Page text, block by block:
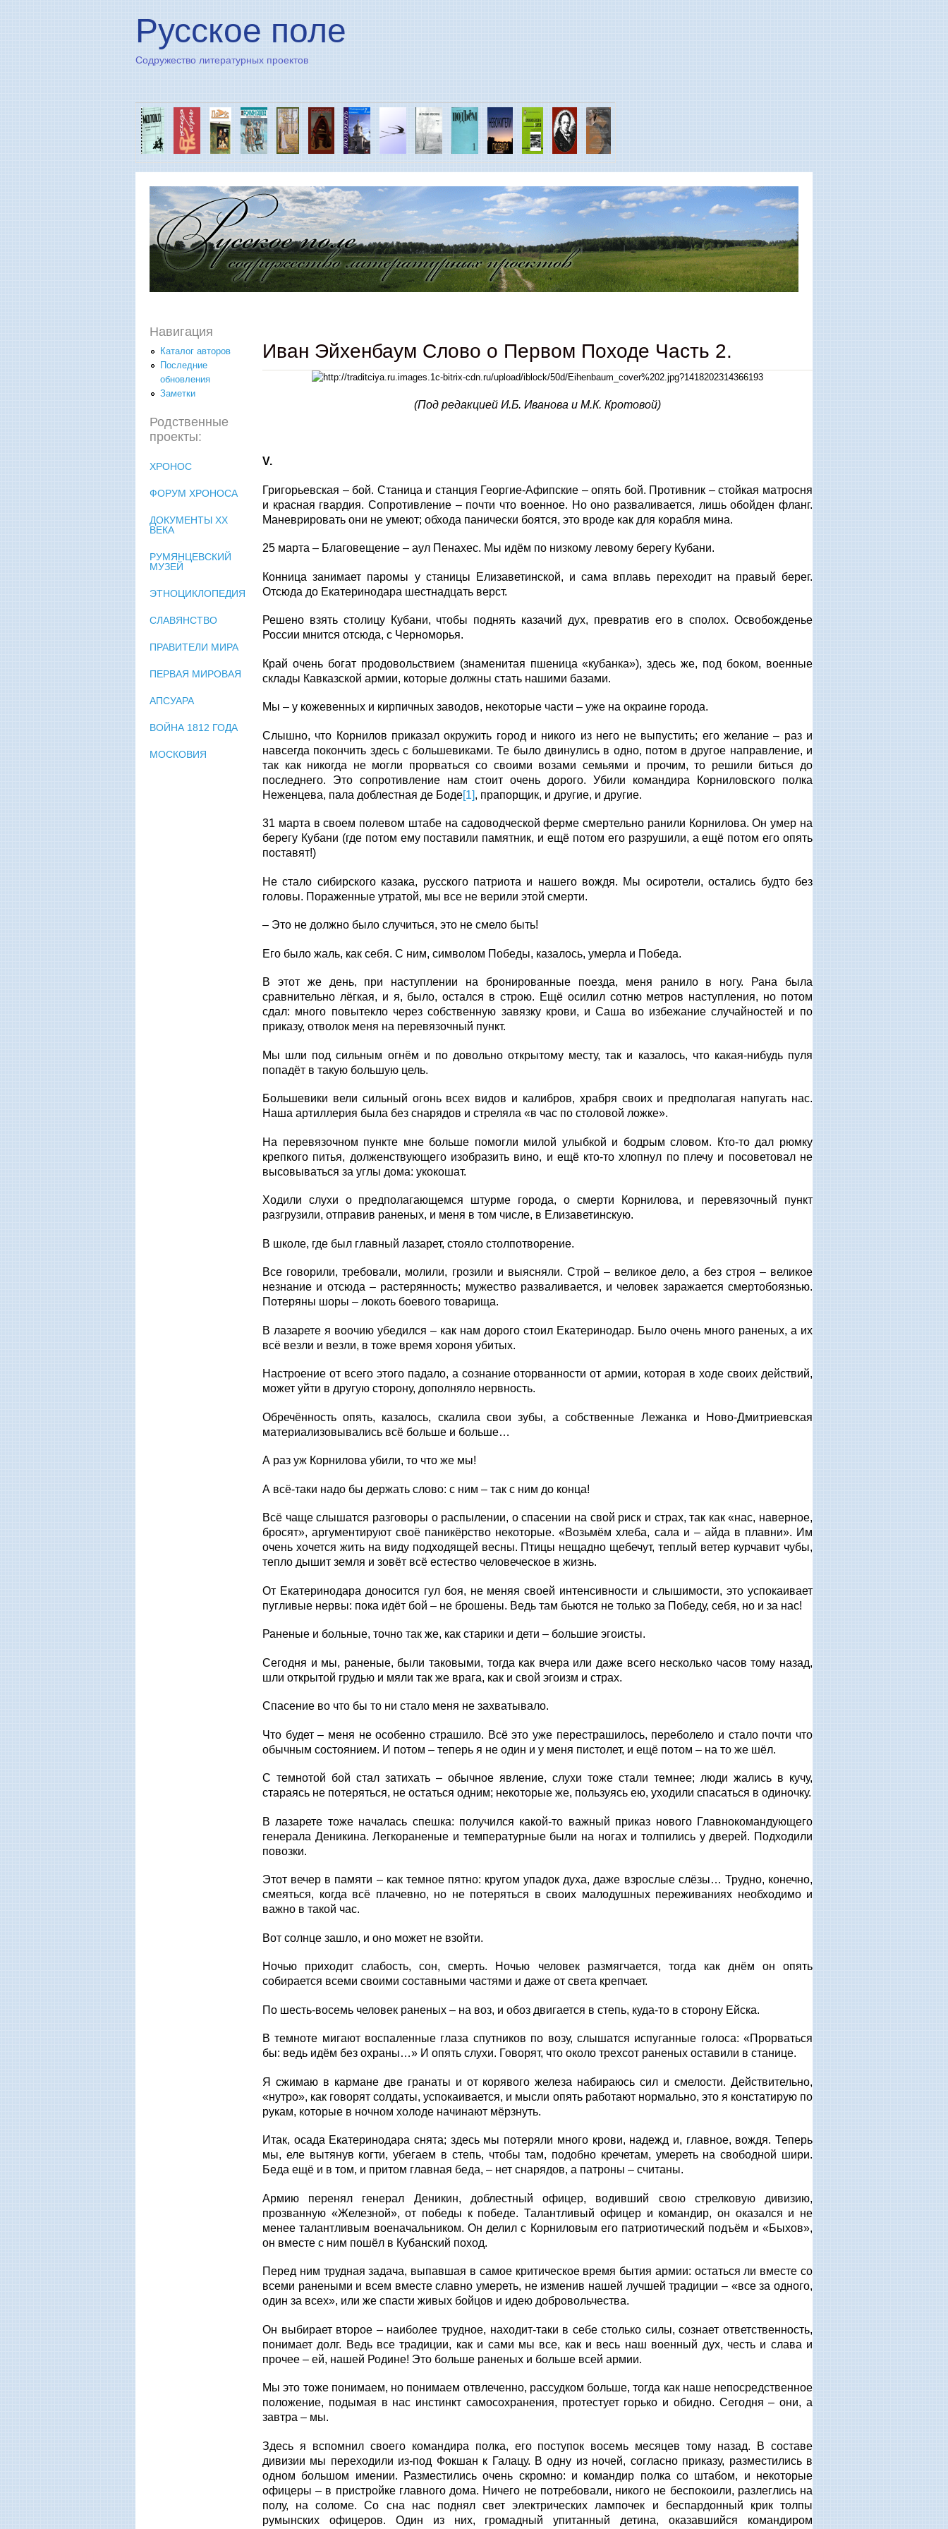
Русское поле
Содружество литературных проектов
Иван Эйхенбаум Слово о Первом Походе Часть 2.
(Под редакцией И.Б. Иванова и М.К. Кротовой)
V.
Григорьевская – бой. Станица и станция Георгие-Афипские – опять бой. Противник – стойкая матросня
и красная гвардия. Сопротивление – почти что военное. Но оно разваливается, лишь обойден фланг.
Маневрировать они не умеют; обхода панически боятся, это вроде как для корабля мина.
25 марта – Благовещение – аул Пенахес. Мы идём по низкому левому берегу Кубани.
Конница занимает паромы у станицы Елизаветинской, и сама вплавь переходит на правый берег.
Отсюда до Екатеринодара шестнадцать верст.
Решено взять столицу Кубани, чтобы поднять казачий дух, превратив его в сполох. Освобожденье
России мнится отсюда, с Черноморья.
Край очень богат продовольствием (знаменитая пшеница «кубанка»), здесь же, под боком, военные
склады Кавказской армии, которые должны стать нашими базами.
Мы – у кожевенных и кирпичных заводов, некоторые части – уже на окраине города.
Слышно, что Корнилов приказал окружить город и никого из него не выпустить; его желание – раз и
навсегда покончить здесь с большевиками. Те было двинулись в одно, потом в другое направление, и
так как никогда не могли прорваться со своими возами семьями и прочим, то решили биться до
последнего. Это сопротивление нам стоит очень дорого. Убили командира Корниловского полка
Неженцева, пала доблестная де Боде[1], прапорщик, и другие, и другие.
31 марта в своем полевом штабе на садоводческой ферме смертельно ранили Корнилова. Он умер на
берегу Кубани (где потом ему поставили памятник, и ещё потом его разрушили, а ещё потом его опять
поставят!)
Не стало сибирского казака, русского патриота и нашего вождя. Мы осиротели, остались будто без
головы. Пораженные утратой, мы все не верили этой смерти.
– Это не должно было случиться, это не смело быть!
Его было жаль, как себя. С ним, символом Победы, казалось, умерла и Победа.
В этот же день, при наступлении на бронированные поезда, меня ранило в ногу. Рана была
сравнительно лёгкая, и я, было, остался в строю. Ещё осилил сотню метров наступления, но потом
сдал: много повытекло через собственную завязку крови, и Саша во избежание случайностей и по
приказу, отволок меня на перевязочный пункт.
Мы шли под сильным огнём и по довольно открытому месту, так и казалось, что какая-нибудь пуля
попадёт в такую большую цель.
Большевики вели сильный огонь всех видов и калибров, храбря своих и предполагая напугать нас.
Наша артиллерия была без снарядов и стреляла «в час по столовой ложке».
На перевязочном пункте мне больше помогли милой улыбкой и бодрым словом. Кто-то дал рюмку
крепкого питья, долженствующего изобразить вино, и ещё кто-то хлопнул по плечу и посоветовал не
высовываться за углы дома: укокошат.
Ходили слухи о предполагающемся штурме города, о смерти Корнилова, и перевязочный пункт
разгрузили, отправив раненых, и меня в том числе, в Елизаветинскую.
В школе, где был главный лазарет, стояло столпотворение.
Все говорили, требовали, молили, грозили и выясняли. Строй – великое дело, а без строя – великое
незнание и отсюда – растерянность; мужество разваливается, и человек заражается смертобоязнью.
Потеряны шоры – локоть боевого товарища.
В лазарете я воочию убедился – как нам дорого стоил Екатеринодар. Было очень много раненых, а их
всё везли и везли, в тоже время хороня убитых.
Настроение от всего этого падало, а сознание оторванности от армии, которая в ходе своих действий,
может уйти в другую сторону, дополняло нервность.
Обречённость опять, казалось, скалила свои зубы, а собственные Лежанка и Ново-Дмитриевская
материализовывались всё больше и больше…
А раз уж Корнилова убили, то что же мы!
А всё-таки надо бы держать слово: с ним – так с ним до конца!
Всё чаще слышатся разговоры о распылении, о спасении на свой риск и страх, так как «нас, наверное,
бросят», аргументируют своё паникёрство некоторые. «Возьмём хлеба, сала и – айда в плавни». Им
очень хочется жить на виду подходящей весны. Птицы нещадно щебечут, теплый ветер курчавит чубы,
тепло дышит земля и зовёт всё естество человеческое в жизнь.
От Екатеринодара доносится гул боя, не меняя своей интенсивности и слышимости, это успокаивает
пугливые нервы: пока идёт бой – не брошены. Ведь там бьются не только за Победу, себя, но и за нас!
Раненые и больные, точно так же, как старики и дети – большие эгоисты.
Сегодня и мы, раненые, были таковыми, тогда как вчера или даже всего несколько часов тому назад,
шли открытой грудью и мяли так же врага, как и свой эгоизм и страх.
Спасение во что бы то ни стало меня не захватывало.
Что будет – меня не особенно страшило. Всё это уже перестрашилось, переболело и стало почти что
обычным состоянием. И потом – теперь я не один и у меня пистолет, и ещё потом – на то же шёл.
С темнотой бой стал затихать – обычное явление, слухи тоже стали темнее; люди жались в кучу,
стараясь не потеряться, не остаться одним; некоторые же, пользуясь ею, уходили спасаться в одиночку.
В лазарете тоже началась спешка: получился какой-то важный приказ нового Главнокомандующего
генерала Деникина. Легкораненые и температурные были на ногах и толпились у дверей. Подходили
повозки.
Этот вечер в памяти – как темное пятно: кругом упадок духа, даже взрослые слёзы… Трудно, конечно,
смеяться, когда всё плачевно, но не потеряться в своих малодушных переживаниях необходимо и
важно в такой час.
Вот солнце зашло, и оно может не взойти.
Ночью приходит слабость, сон, смерть. Ночью человек размягчается, тогда как днём он опять
собирается всеми своими составными частями и даже от света крепчает.
По шесть-восемь человек раненых – на воз, и обоз двигается в степь, куда-то в сторону Ейска.
В темноте мигают воспаленные глаза спутников по возу, слышатся испуганные голоса: «Прорваться
бы: ведь идём без охраны…» И опять слухи. Говорят, что около трехсот раненых оставили в станице.
Я сжимаю в кармане две гранаты и от корявого железа набираюсь сил и смелости. Действительно,
«нутро», как говорят солдаты, успокаивается, и мысли опять работают нормально, это я констатирую по
рукам, которые в ночном холоде начинают мёрзнуть.
Итак, осада Екатеринодара снята; здесь мы потеряли много крови, надежд и, главное, вождя. Теперь
мы, еле вытянув когти, убегаем в степь, чтобы там, подобно кречетам, умереть на свободной шири.
Беда ещё и в том, и притом главная беда, – нет снарядов, а патроны – считаны.
Армию перенял генерал Деникин, доблестный офицер, водивший свою стрелковую дивизию,
прозванную «Железной», от победы к победе. Талантливый офицер и командир, он оказался и не
менее талантливым военачальником. Он делил с Корниловым его патриотический подъём и «Быхов»,
он вместе с ним пошёл в Кубанский поход.
Перед ним трудная задача, выпавшая в самое критическое время бытия армии: остаться ли вместе со
всеми ранеными и всем вместе славно умереть, не изменив нашей лучшей традиции – «все за одного,
один за всех», или же спасти живых бойцов и идею добровольчества.
Он выбирает второе – наиболее трудное, находит-таки в себе столько силы, сознает ответственность,
понимает долг. Ведь все традиции, как и сами мы все, как и весь наш военный дух, честь и слава и
прочее – ей, нашей Родине! Это больше раненых и больше всей армии.
Мы это тоже понимаем, но понимаем отвлеченно, рассудком больше, тогда как наше непосредственное
положение, подымая в нас инстинкт самосохранения, протестует горько и обидно. Сегодня – они, а
завтра – мы.
Здесь я вспомнил своего командира полка, его поступок восемь месяцев тому назад. В составе
дивизии мы переходили из-под Фокшан к Галацу. В одну из ночей, согласно приказу, разместились в
одном большом имении. Разместились очень скромно: и командир полка со штабом, и некоторые
офицеры – в пристройке главного дома. Ничего не потребовали, никого не беспокоили, разлеглись на
полу, на соломе. Со сна нас поднял свет электрических лампочек и беспардонный крик толпы
румынских офицеров. Один из них, громадный упитанный детина, оказавшийся командиром
Навигация
Каталог авторов
Последние
обновления
Заметки
Родственные
проекты:
ХРОНОС
ФОРУМ ХРОНОСА
ДОКУМЕНТЫ XX
ВЕКА
РУМЯНЦЕВСКИЙ
МУЗЕЙ
ЭТНОЦИКЛОПЕДИЯ
СЛАВЯНСТВО
ПРАВИТЕЛИ МИРА
ПЕРВАЯ МИРОВАЯ
АПСУАРА
ВОЙНА 1812 ГОДА
МОСКОВИЯ